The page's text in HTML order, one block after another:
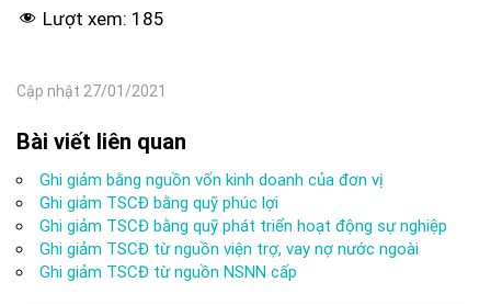
Lượt xem: 185
Cập nhật 27/01/2021
Bài viết liên quan
Ghi giảm bằng nguồn vốn kinh doanh của đơn vị
Ghi giảm TSCĐ bằng quỹ phúc lợi
Ghi giảm TSCĐ bằng quỹ phát triển hoạt động sự nghiệp
Ghi giảm TSCĐ từ nguồn viện trợ, vay nợ nước ngoài
Ghi giảm TSCĐ từ nguồn NSNN cấp